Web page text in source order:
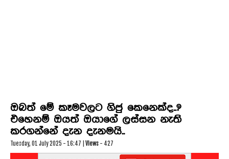
ඔබත් මේ කෑමවලට ගිජු කෙනෙක්ද..?
එහෙනම් ඔයත් ඔයාගේ ලස්සන නැති
කරගන්නේ දැන දැනමයි..
Tuesday, 01 July 2025 - 16:47 | Views - 427